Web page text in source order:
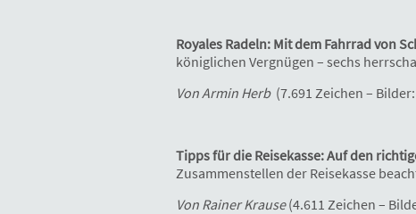
Royales Radeln: Mit dem Fahrrad von
königlichen Vergnügen – sechs
Von Armin Herb (7.691 Zeichen – Bilder:
Tipps für die Reisekasse: Auf den
Zusammenstellen der Reisekasse
Von Rainer Krause(4.611 Zeichen –